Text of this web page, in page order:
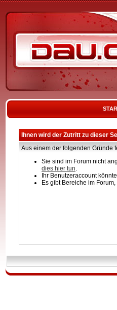
Ihnen wird der Zutritt zu dieser
Aus einem der folgenden Gründe
Sie sind im Forum nicht
dies hier tun.
Ihr Benutzeraccount
Es gibt Bereiche im